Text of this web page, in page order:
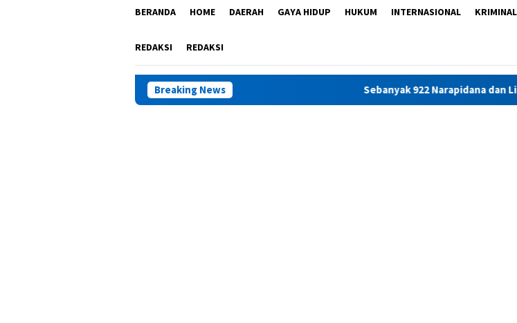
BERANDA HOME DAERAH GAYA HIDUP HUKUM INTERNASIONAL KRIMINAL
REDAKSI REDAKSI
Breaking News Sebanyak 922 Narapidana dan Lima Anak Binaan